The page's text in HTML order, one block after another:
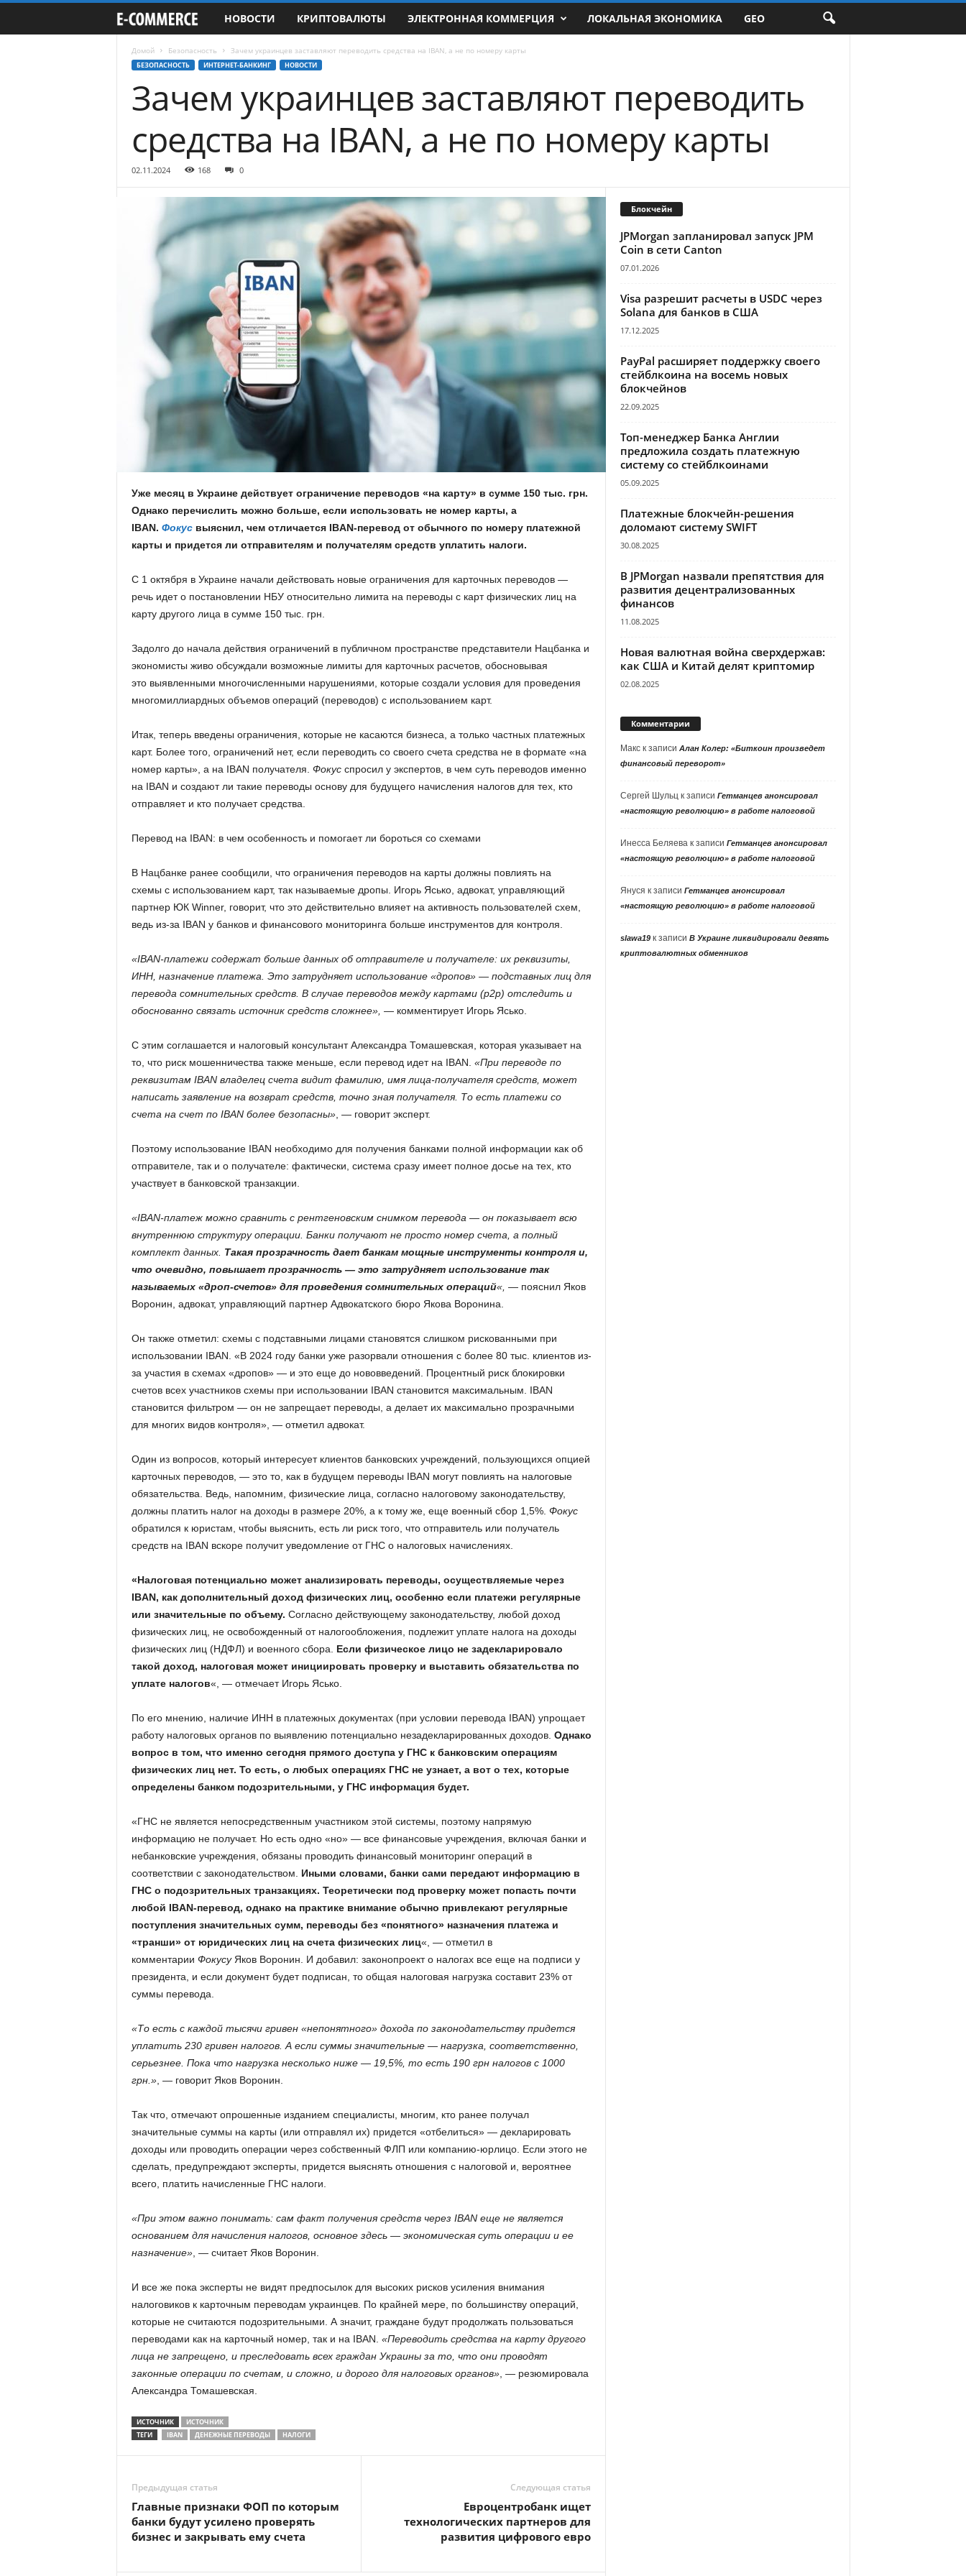
-
o
e
.
o
u
a
НОВОСТИ КРИПТОВАЛЮТЫ ЭЛЕКТРОННАЯ КОММЕРЦИЯ ЛОКАЛЬНАЯ ЭКОНОМИКА GEO
Домой Безопасность Зачем украинцев заставляют переводить средства на IBAN, а не по номеру карты
БЕЗОПАСНОСТЬ ИНТЕРНЕТ-БАНКИНГ НОВОСТИ
Зачем украинцев заставляют переводить
средства на IBAN, а не по номеру карты
02.11.2024 168 0
Уже месяц в Украине действует ограничение переводов «на карту» в сумме 150 тыс. грн.
Однако перечислить можно больше, если использовать не номер карты, а
IBAN. Фокусвыяснил, чем отличается IBAN-перевод от обычного по номеру платежной
карты и придется ли отправителям и получателям средств уплатить налоги.
С 1 октября в Украине начали действовать новые ограничения для карточных переводов —
речь идет о постановлении НБУ относительно лимита на переводы с карт физических лиц на
карту другого лица в сумме 150 тыс. грн.
Задолго до начала действия ограничений в публичном пространстве представители Нацбанка и
экономисты живо обсуждали возможные лимиты для карточных расчетов, обосновывая
это выявленными многочисленными нарушениями, которые создали условия для проведения
многомиллиардных объемов операций (переводов) с использованием карт.
Итак, теперь введены ограничения, которые не касаются бизнеса, а только частных платежных
карт. Более того, ограничений нет, если переводить со своего счета средства не в формате «на
номер карты», а на IBAN получателя. Фокус спросил у экспертов, в чем суть переводов именно
на IBAN и создают ли такие переводы основу для будущего начисления налогов для тех, кто
отправляет и кто получает средства.
Перевод на IBAN: в чем особенность и помогает ли бороться со схемами
В Нацбанке ранее сообщили, что ограничения переводов на карты должны повлиять на
схемы с использованием карт, так называемые дропы. Игорь Ясько, адвокат, управляющий
партнер ЮК Winner, говорит, что это действительно влияет на активность пользователей схем,
ведь из-за IBAN у банков и финансового мониторинга больше инструментов для контроля.
«IBAN-платежи содержат больше данных об отправителе и получателе: их реквизиты,
ИНН, назначение платежа. Это затрудняет использование «дропов» — подставных лиц для
перевода сомнительных средств. В случае переводов между картами (p2p) отследить и
обоснованно связать источник средств сложнее», — комментирует Игорь Ясько.
С этим соглашается и налоговый консультант Александра Томашевская, которая указывает на
то, что риск мошенничества также меньше, если перевод идет на IBAN. «При переводе по
реквизитам IBAN владелец счета видит фамилию, имя лица-получателя средств, может
написать заявление на возврат средств, точно зная получателя. То есть платежи со
счета на счет по IBAN более безопасны», — говорит эксперт.
Поэтому использование IBAN необходимо для получения банками полной информации как об
отправителе, так и о получателе: фактически, система сразу имеет полное досье на тех, кто
участвует в банковской транзакции.
«IBAN-платеж можно сравнить с рентгеновским снимком перевода — он показывает всю
внутреннюю структуру операции. Банки получают не просто номер счета, а полный
комплект данных. Такая прозрачность дает банкам мощные инструменты контроля и,
что очевидно, повышает прозрачность — это затрудняет использование так
называемых «дроп-счетов» для проведения сомнительных операций«, — пояснил Яков
Воронин, адвокат, управляющий партнер Адвокатского бюро Якова Воронина.
Он также отметил: схемы с подставными лицами становятся слишком рискованными при
использовании IBAN. «В 2024 году банки уже разорвали отношения с более 80 тыс. клиентов из-
за участия в схемах «дропов» — и это еще до нововведений. Процентный риск блокировки
счетов всех участников схемы при использовании IBAN становится максимальным. IBAN
становится фильтром — он не запрещает переводы, а делает их максимально прозрачными
для многих видов контроля», — отметил адвокат.
Один из вопросов, который интересует клиентов банковских учреждений, пользующихся опцией
карточных переводов, — это то, как в будущем переводы IBAN могут повлиять на налоговые
обязательства. Ведь, напомним, физические лица, согласно налоговому законодательству,
должны платить налог на доходы в размере 20%, а к тому же, еще военный сбор 1,5%. Фокус
обратился к юристам, чтобы выяснить, есть ли риск того, что отправитель или получатель
средств на IBAN вскоре получит уведомление от ГНС о налоговых начислениях.
«Налоговая потенциально может анализировать переводы, осуществляемые через
IBAN, как дополнительный доход физических лиц, особенно если платежи регулярные
или значительные по объему. Согласно действующему законодательству, любой доход
физических лиц, не освобожденный от налогообложения, подлежит уплате налога на доходы
физических лиц (НДФЛ) и военного сбора. Если физическое лицо не задекларировало
такой доход, налоговая может инициировать проверку и выставить обязательства по
уплате налогов«, — отмечает Игорь Ясько.
По его мнению, наличие ИНН в платежных документах (при условии перевода IBAN) упрощает
работу налоговых органов по выявлению потенциально незадекларированных доходов. Однако
вопрос в том, что именно сегодня прямого доступа у ГНС к банковским операциям
физических лиц нет. То есть, о любых операциях ГНС не узнает, а вот о тех, которые
определены банком подозрительными, у ГНС информация будет.
«ГНС не является непосредственным участником этой системы, поэтому напрямую
информацию не получает. Но есть одно «но» — все финансовые учреждения, включая банки и
небанковские учреждения, обязаны проводить финансовый мониторинг операций в
соответствии с законодательством. Иными словами, банки сами передают информацию в
ГНС о подозрительных транзакциях. Теоретически под проверку может попасть почти
любой IBAN-перевод, однако на практике внимание обычно привлекают регулярные
поступления значительных сумм, переводы без «понятного» назначения платежа и
«транши» от юридических лиц на счета физических лиц«, — отметил в
комментарии ФокусуЯков Воронин. И добавил: законопроект о налогах все еще на подписи у
президента, и если документ будет подписан, то общая налоговая нагрузка составит 23% от
суммы перевода.
«То есть с каждой тысячи гривен «непонятного» дохода по законодательству придется
уплатить 230 гривен налогов. А если суммы значительные — нагрузка, соответственно,
серьезнее. Пока что нагрузка несколько ниже — 19,5%, то есть 190 грн налогов с 1000
грн.», — говорит Яков Воронин.
Так что, отмечают опрошенные изданием специалисты, многим, кто ранее получал
значительные суммы на карты (или отправлял их) придется «отбелиться» — декларировать
доходы или проводить операции через собственный ФЛП или компанию-юрлицо. Если этого не
сделать, предупреждают эксперты, придется выяснять отношения с налоговой и, вероятнее
всего, платить начисленные ГНС налоги.
«При этом важно понимать: сам факт получения средств через IBAN еще не является
основанием для начисления налогов, основное здесь — экономическая суть операции и ее
назначение», — считает Яков Воронин.
И все же пока эксперты не видят предпосылок для высоких рисков усиления внимания
налоговиков к карточным переводам украинцев. По крайней мере, по большинству операций,
которые не считаются подозрительными. А значит, граждане будут продолжать пользоваться
переводами как на карточный номер, так и на IBAN. «Переводить средства на карту другого
лица не запрещено, и преследовать всех граждан Украины за то, что они проводят
законные операции по счетам, и сложно, и дорого для налоговых органов», — резюмировала
Александра Томашевская.
ИСТОЧНИК
ИСТОЧНИК
ТЕГИ
IBAN ДЕНЕЖНЫЕ ПЕРЕВОДЫ НАЛОГИ
Предыдущая статья
Главные признаки ФОП по которым
банки будут усилено проверять
бизнес и закрывать ему счета
Следующая статья
Евроцентробанк ищет
технологических партнеров для
развития цифрового евро
Блокчейн
JPMorgan запланировал запуск JPM
Coin в сети Canton
07.01.2026
Visa разрешит расчеты в USDC через
Solana для банков в США
17.12.2025
PayPal расширяет поддержку своего
стейблкоина на восемь новых
блокчейнов
22.09.2025
Топ-менеджер Банка Англии
предложила создать платежную
систему со стейблкоинами
05.09.2025
Платежные блокчейн-решения
доломают систему SWIFT
30.08.2025
В JPMorgan назвали препятствия для
развития децентрализованных
финансов
11.08.2025
Новая валютная война сверхдержав:
как США и Китай делят криптомир
02.08.2025
Комментарии
Макск записи Алан Колер: «Биткоин произведет
финансовый переворот»
Сергей Шульцк записи Гетманцев анонсировал
«настоящую революцию» в работе налоговой
Инесса Беляевак записи Гетманцев анонсировал
«настоящую революцию» в работе налоговой
Януся к записи Гетманцев анонсировал
«настоящую революцию» в работе налоговой
slawa19к записи В Украине ликвидировали девять
криптовалютных обменников